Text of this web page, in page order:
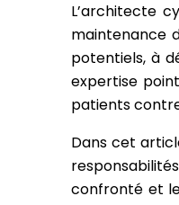
L’architecte
maintenance
potentiels, à
expertise
patients
Dans cet
confronté et